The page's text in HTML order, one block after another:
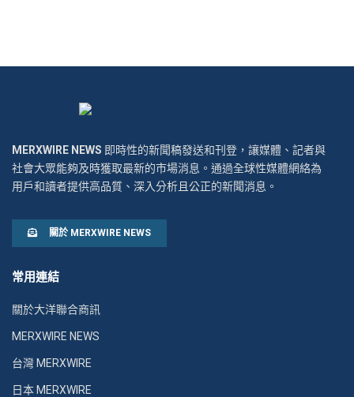
MERXWIRE NEWS 即時性的新聞稿發送和刊登，讓媒體、記者與
社會大眾能夠及時獲取最新的市場消息。通過全球性媒體網絡為
用戶和讀者提供高品質、深入分析且公正的新聞消息。
關於 MERXWIRE NEWS
常用連結
關於大洋聯合商訊
MERXWIRE NEWS
台灣 MERXWIRE
日本 MERXWIRE